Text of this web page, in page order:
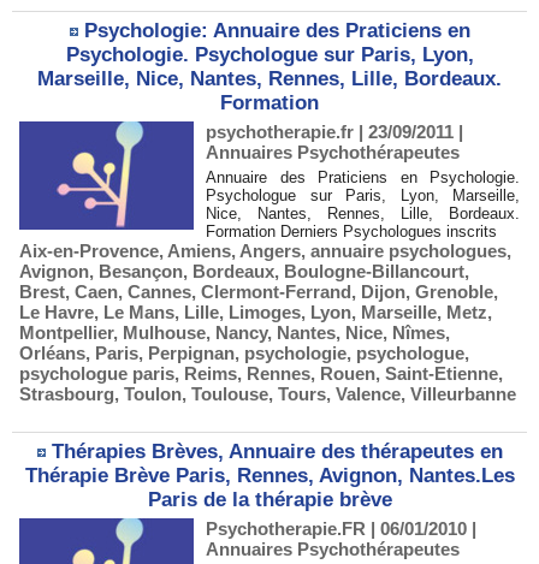
Psychologie: Annuaire des Praticiens en
Psychologie. Psychologue sur Paris, Lyon,
Marseille, Nice, Nantes, Rennes, Lille, Bordeaux.
Formation
psychotherapie.fr | 23/09/2011 |
Annuaires Psychothérapeutes
Annuaire des Praticiens en Psychologie.
Psychologue sur Paris, Lyon, Marseille,
Nice, Nantes, Rennes, Lille, Bordeaux.
Formation Derniers Psychologues inscrits
Aix-en-Provence, Amiens, Angers, annuaire psychologues,
Avignon, Besançon, Bordeaux, Boulogne-Billancourt,
Brest, Caen, Cannes, Clermont-Ferrand, Dijon, Grenoble,
Le Havre, Le Mans, Lille, Limoges, Lyon, Marseille, Metz,
Montpellier, Mulhouse, Nancy, Nantes, Nice, Nîmes,
Orléans, Paris, Perpignan, psychologie, psychologue,
psychologue paris, Reims, Rennes, Rouen, Saint-Etienne,
Strasbourg, Toulon, Toulouse, Tours, Valence, Villeurbanne
Thérapies Brèves, Annuaire des thérapeutes en
Thérapie Brève Paris, Rennes, Avignon, Nantes.Les
Paris de la thérapie brève
Psychotherapie.FR | 06/01/2010 |
Annuaires Psychothérapeutes